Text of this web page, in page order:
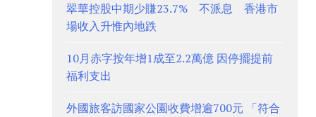
翠華控股中期少賺23.7% 不派息 香港市
場收入升惟內地跌
10月赤字按年增1成至2.2萬億 因停擺提前
福利支出
外國旅客訪國家公園收費增逾700元 「符合